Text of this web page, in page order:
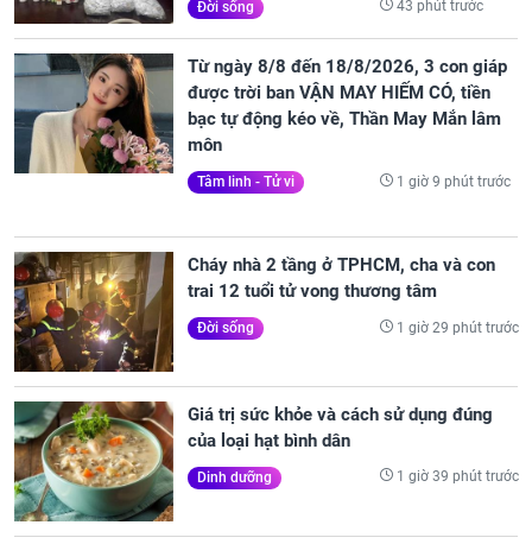
Đời sống 43 phút trước
Từ ngày 8/8 đến 18/8/2026, 3 con giáp
được trời ban VẬN MAY HIẾM CÓ, tiền
bạc tự động kéo về, Thần May Mắn lâm
môn
Tâm linh - Tử vi 1 giờ 9 phút trước
Cháy nhà 2 tầng ở TPHCM, cha và con
trai 12 tuổi tử vong thương tâm
Đời sống 1 giờ 29 phút trước
Giá trị sức khỏe và cách sử dụng đúng
của loại hạt bình dân
Dinh dưỡng 1 giờ 39 phút trước